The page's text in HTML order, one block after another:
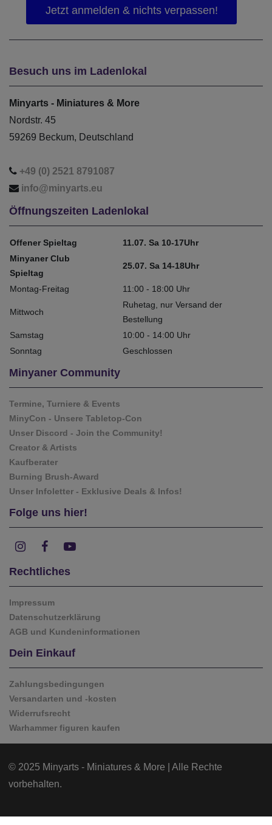
Besuch uns im Ladenlokal
Minyarts - Miniatures & More
Nordstr. 45
59269 Beckum, Deutschland
+49 (0) 2521 8791087
info@minyarts.eu
Öffnungszeiten Ladenlokal
Offener Spieltag
11.07. Sa 10-17Uhr
Minyaner Club
Spieltag
25.07. Sa 14-18Uhr
Montag-Freitag 11:00 - 18:00 Uhr
Mittwoch
Ruhetag, nur Versand der
Bestellung
Samstag
10:00 - 14:00 Uhr
Sonntag
Geschlossen
Minyaner Community
Termine, Turniere & Events
MinyCon - Unsere Tabletop-Con
Unser Discord - Join the Community!
Creator & Artists
Kaufberater
Burning Brush-Award
Unser Infoletter - Exklusive Deals & Infos!
Folge uns hier!
Rechtliches
Impressum
Datenschutzerklärung
AGB und Kundeninformationen
Dein Einkauf
Zahlungsbedingungen
Versandarten und -kosten
Widerrufsrecht
Warhammer figuren kaufen
© 2025 Minyarts - Miniatures & More | Alle Rechte
vorbehalten.